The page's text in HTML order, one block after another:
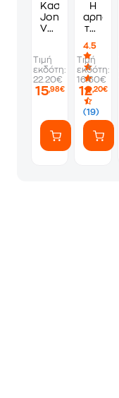
Κασετίνα:
Jonh
Verdon:
αριθμό,
Ο
Πίτερ
Παν
να
πεθάνει
Τιμή
εκδότη:
22.20€
15,98€
Η
αρπαγή
της
Θόρν
4.5
(19)
Τιμή
εκδότη:
16.60€
12,20€